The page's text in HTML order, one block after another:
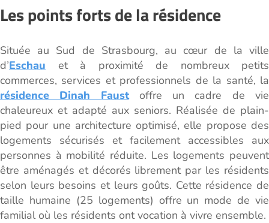
Les points forts de la résidence
Située au Sud de Strasbourg, au cœur de la ville
d’Eschau et à proximité de nombreux petits
commerces, services et professionnels de la santé, la
résidence Dinah Faustoffre un cadre de vie
chaleureux et adapté aux seniors. Réalisée de plain-
pied pour une architecture optimisé, elle propose des
logements sécurisés et facilement accessibles aux
personnes à mobilité réduite. Les logements peuvent
être aménagés et décorés librement par les résidents
selon leurs besoins et leurs goûts. Cette résidence de
taille humaine (25 logements) offre un mode de vie
familial où les résidents ont vocation à vivre ensemble.